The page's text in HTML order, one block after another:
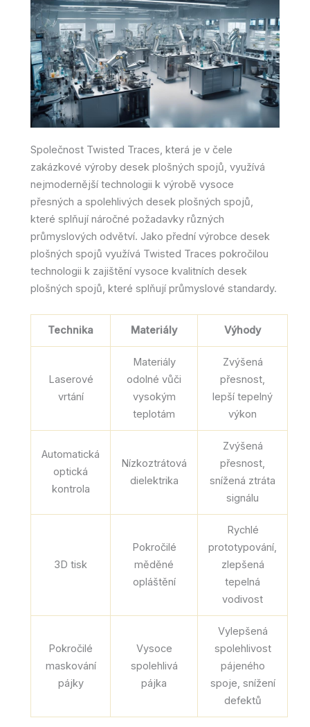
Společnost Twisted Traces, která je v čele
zakázkové výroby desek plošných spojů, využívá
nejmodernější technologii k výrobě vysoce
přesných a spolehlivých desek plošných spojů,
které splňují náročné požadavky různých
průmyslových odvětví. Jako přední výrobce desek
plošných spojů využívá Twisted Traces pokročilou
technologii k zajištění vysoce kvalitních desek
plošných spojů, které splňují průmyslové standardy.
Technika Materiály Výhody
Laserové
vrtání
Materiály
odolné vůči
vysokým
teplotám
Zvýšená
přesnost,
lepší tepelný
výkon
Automatická
optická
kontrola
Nízkoztrátová
dielektrika
Zvýšená
přesnost,
snížená ztráta
signálu
3D tisk
Pokročilé
měděné
opláštění
Rychlé
prototypování,
zlepšená
tepelná
vodivost
Pokročilé
maskování
pájky
Vysoce
spolehlivá
pájka
Vylepšená
spolehlivost
pájeného
spoje, snížení
defektů